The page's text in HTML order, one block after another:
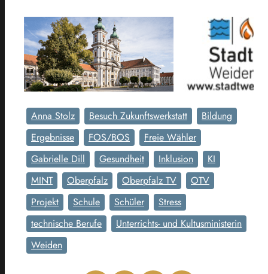
Anna Stolz Besuch Zukunftswerkstatt
Bildung
Ergebnisse
FOS/BOS
Freie Wähler
Gabrielle Dill
Gesundheit Inklusion
KI
MINT
Oberpfalz Oberpfalz TV
OTV
Projekt
Schule Schüler
Stress
technische Berufe
Unterrichts- und Kultusministerin
Weiden